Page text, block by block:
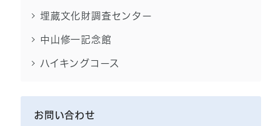
埋蔵文化財調査センター
中山修一記念館
ハイキングコース
お問い合わせ